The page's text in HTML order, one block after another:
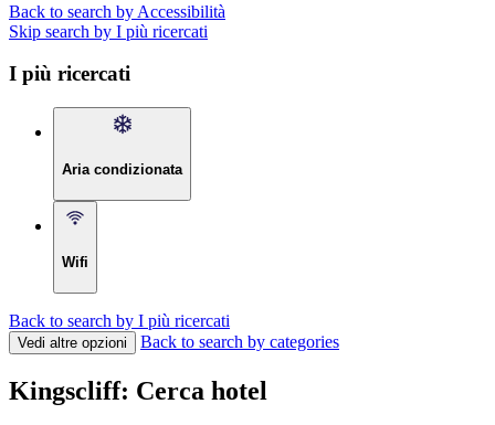
Back to search by Accessibilità
Skip search by I più ricercati
I più ricercati
Aria condizionata
Wifi
Back to search by I più ricercati
Vedi altre opzioni Back to search by categories
Kingscliff: Cerca hotel